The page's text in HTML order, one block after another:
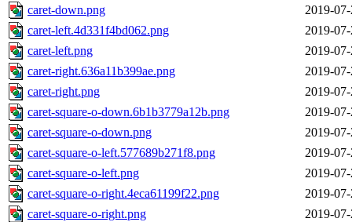
caret-down.png
2019-
caret-left.4d331f4bd062.png
2019-
caret-left.png
2019-
caret-right.636a11b399ae.png
2019-
caret-right.png
2019-
caret-square-o-down.6b1b3779a12b.png
2019-
caret-square-o-down.png
2019-
caret-square-o-left.577689b271f8.png
2019-
caret-square-o-left.png
2019-
caret-square-o-right.4eca61199f22.png
2019-
caret-square-o-right.png
2019-